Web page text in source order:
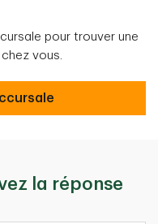
pour trouver une
vous.
la réponse